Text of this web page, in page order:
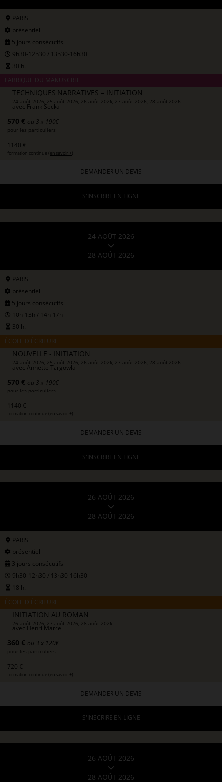
PARIS
présentiel
5 jours consécutifs
9h30-12h30 / 13h30-16h30
30 h.
FABRIQUE DU MANUSCRIT
TECHNIQUES NARRATIVES – INITIATION
24 août 2026, 25 août 2026, 26 août 2026, 27 août 2026, 28 août 2026
avec Frank Secka
570 € ou 3 x 190€
pour les particuliers
1140 €
formation continue ( en savoir + )
DEMANDER UN DEVIS
S'INSCRIRE EN LIGNE
24 AOÛT 2026
28 AOÛT 2026
PARIS
présentiel
5 jours consécutifs
10h-13h / 14h-17h
30 h.
ÉCOLE D'ÉCRITURE
NOUVELLE - INITIATION
24 août 2026, 25 août 2026, 26 août 2026, 27 août 2026, 28 août 2026
avec Annette Targowla
570 € ou 3 x 190€
pour les particuliers
1140 €
formation continue ( en savoir + )
DEMANDER UN DEVIS
S'INSCRIRE EN LIGNE
26 AOÛT 2026
28 AOÛT 2026
PARIS
présentiel
3 jours consécutifs
9h30-12h30 / 13h30-16h30
18 h.
ÉCOLE D'ÉCRITURE
INITIATION AU ROMAN
26 août 2026, 27 août 2026, 28 août 2026
avec Henri Marcel
360 € ou 3 x 120€
pour les particuliers
720 €
formation continue ( en savoir + )
DEMANDER UN DEVIS
S'INSCRIRE EN LIGNE
26 AOÛT 2026
28 AOÛT 2026